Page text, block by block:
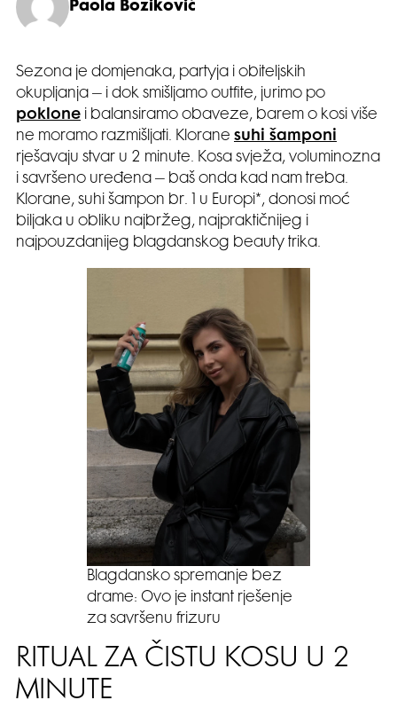
Paola Boziković
Sezona je domjenaka, partyja i obiteljskih
okupljanja – i dok smišljamo outfite, jurimo po
poklone i balansiramo obaveze, barem o kosi više
ne moramo razmišljati. Klorane suhi šamponi
rješavaju stvar u 2 minute. Kosa svježa, voluminozna
i savršeno uređena – baš onda kad nam treba.
Klorane, suhi šampon br. 1 u Europi*, donosi moć
biljaka u obliku najbržeg, najpraktičnijeg i
najpouzdanijeg blagdanskog beauty trika.
Blagdansko spremanje bez
drame: Ovo je instant rješenje
za savršenu frizuru
RITUAL ZA ČISTU KOSU U 2
MINUTE